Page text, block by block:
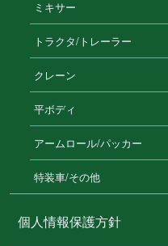
ミキサー
トラクタ/トレーラー
クレーン
平ボディ
アームロール/パッカー
特装⾞/その他
個人情報保護方針